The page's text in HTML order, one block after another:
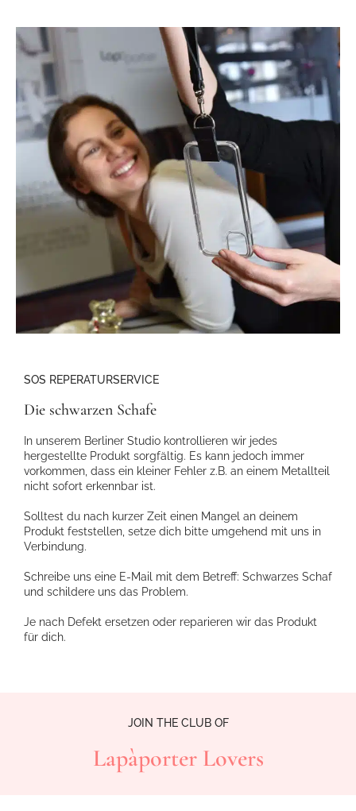
SOS REPERATURSERVICE
Die schwarzen Schafe
In unserem Berliner Studio kontrollieren wir jedes
hergestellte Produkt sorgfältig. Es kann jedoch immer
vorkommen, dass ein kleiner Fehler z.B. an einem Metallteil
nicht sofort erkennbar ist.
Solltest du nach kurzer Zeit einen Mangel an deinem
Produkt feststellen, setze dich bitte umgehend mit uns in
Verbindung.
Schreibe uns eine E-Mail mit dem Betreff: Schwarzes Schaf
und schildere uns das Problem.
Je nach Defekt ersetzen oder reparieren wir das Produkt
für dich.
JOIN THE CLUB OF
Lapàporter Lovers